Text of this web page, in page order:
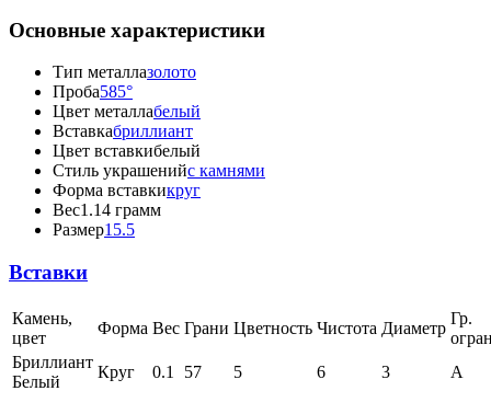
Основные характеристики
Тип металлазолото
Проба585°
Цвет металлабелый
Вставкабриллиант
Цвет вставкибелый
Стиль украшенийс камнями
Форма вставкикруг
Вес1.14 грамм
Размер15.5
Вставки
Камень,
цвет
Форма Вес Грани Цветность Чистота Диаметр
Гр.
Бриллиант
Белый
Круг 0.1 57 5 6 3 А